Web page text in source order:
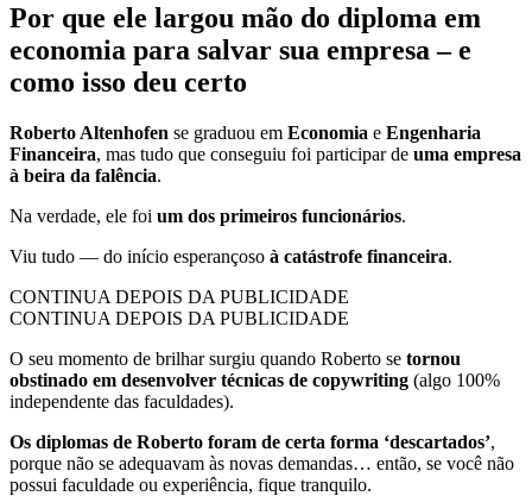
Por que ele largou mão do diploma em
economia para salvar sua empresa – e
como isso deu certo
Roberto Altenhofen se graduou em Economia e Engenharia
Financeira, mas tudo que conseguiu foi participar de uma empresa
à beira da falência.
Na verdade, ele foi um dos primeiros funcionários.
Viu tudo — do início esperançoso à catástrofe financeira.
CONTINUA DEPOIS DA PUBLICIDADE
CONTINUA DEPOIS DA PUBLICIDADE
O seu momento de brilhar surgiu quando Roberto se tornou
obstinado em desenvolver técnicas de copywriting (algo 100%
independente das faculdades).
Os diplomas de Roberto foram de certa forma ‘descartados’,
porque não se adequavam às novas demandas… então, se você não
possui faculdade ou experiência, fique tranquilo.